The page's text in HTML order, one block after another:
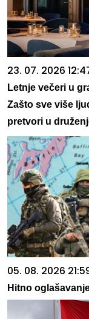
23. 07. 2026
Letnje večeri u
Zašto sve više
pretvori u
05. 08. 2026
Hitno